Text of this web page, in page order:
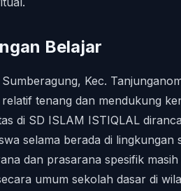
Belajar
Kec.
tenang dan mendukung
di SD ISLAM ISTIQLAL
selama berada di lingkungan
dan prasarana spesifik masih
umum sekolah dasar di